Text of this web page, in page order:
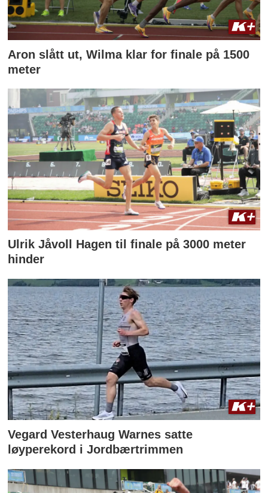
Aron slått ut, Wilma klar for finale på 1500
meter
Ulrik Jåvoll Hagen til finale på 3000 meter
hinder
Vegard Vesterhaug Warnes satte
løyperekord i Jordbærtrimmen